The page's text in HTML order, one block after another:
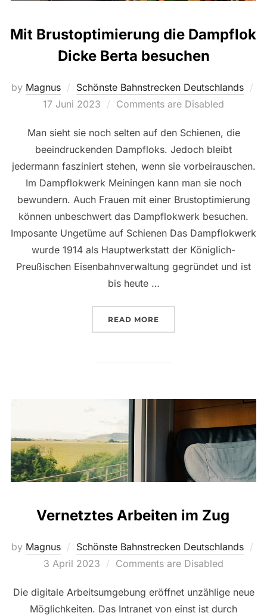
Mit Brustoptimierung die Dampflok
Dicke Berta besuchen
by Magnus
Schönste Bahnstrecken Deutschlands
Posted
17 Juni 2023 Comments are Disabled
Man sieht sie noch selten auf den Schienen, die
beeindruckenden Dampfloks. Jedoch bleibt
jedermann fasziniert stehen, wenn sie vorbeirauschen.
Im Dampflokwerk Meiningen kann man sie noch
bewundern. Auch Frauen mit einer Brustoptimierung
können unbeschwert das Dampflokwerk besuchen.
Imposante Ungetüme auf Schienen Das Dampflokwerk
wurde 1914 als Hauptwerkstatt der Königlich-
Preußischen Eisenbahnverwaltung gegründet und ist
bis heute …
READ MORE
Vernetztes Arbeiten im Zug
by Magnus
Schönste Bahnstrecken Deutschlands
Posted
3 April 2023 Comments are Disabled
Die digitale Arbeitsumgebung eröffnet unzählige neue
Möglichkeiten. Das Intranet von einst ist durch